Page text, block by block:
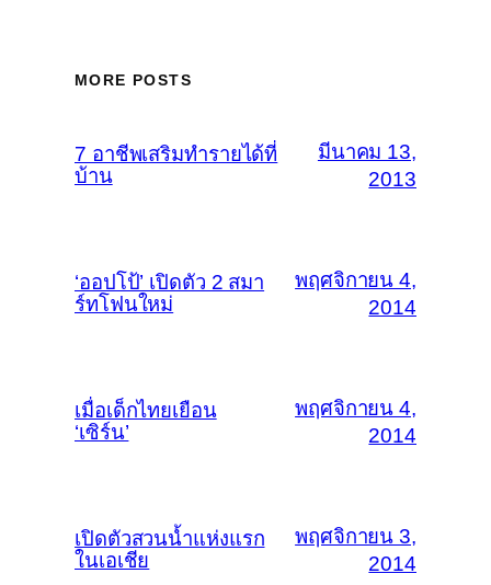
MORE POSTS
7 อาชีพเสริมทำรายได้ที่
บ้าน
มีนาคม 13,
2013
‘ออปโป้’ เปิดตัว 2 สมา
ร์ทโฟนใหม่
พฤศจิกายน 4,
2014
เมื่อเด็กไทยเยือน
‘เซิร์น’
พฤศจิกายน 4,
2014
เปิดตัวสวนน้ำแห่งแรก
ในเอเชีย
พฤศจิกายน 3,
2014